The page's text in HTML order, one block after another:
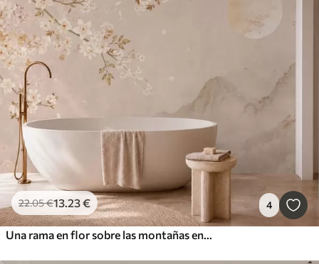
22.05€13.23€ 4
Una rama en flor sobre las montañas envueltas en niebla y el sol